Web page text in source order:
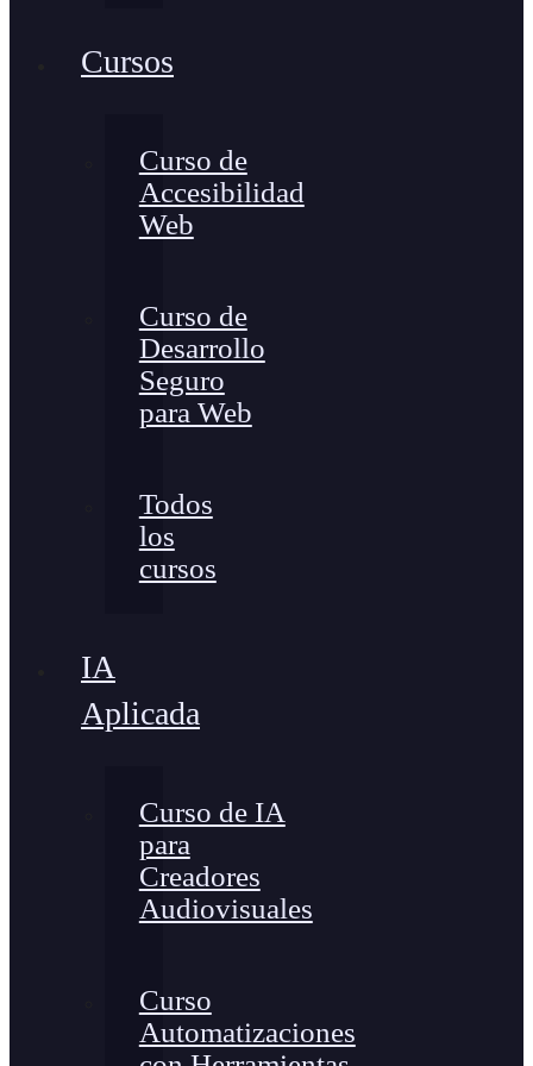
Cursos
Curso de
Accesibilidad
Web
Curso de
Desarrollo
Seguro
para Web
Todos
los
cursos
IA
Aplicada
Curso de IA
para
Creadores
Audiovisuales
Curso
Automatizaciones